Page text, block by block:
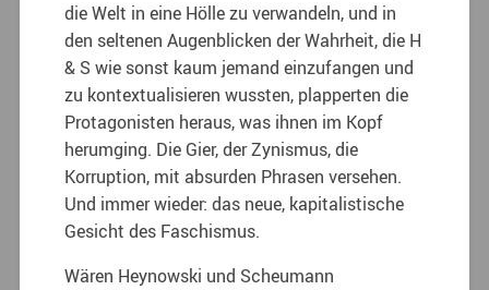
die Welt in eine Hölle zu verwandeln, und in
den seltenen Augenblicken der Wahrheit, die H
& S wie sonst kaum jemand einzufangen und
zu kontextualisieren wussten, plapperten die
Protagonisten heraus, was ihnen im Kopf
herumging. Die Gier, der Zynismus, die
Korruption, mit absurden Phrasen versehen.
Und immer wieder: das neue, kapitalistische
Gesicht des Faschismus.
Wären Heynowski und Scheumann